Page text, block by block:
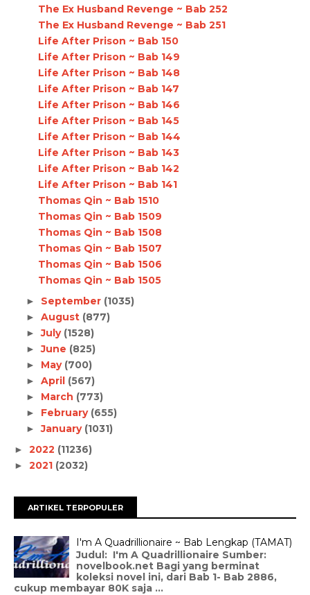
The Ex Husband Revenge ~ Bab 252
The Ex Husband Revenge ~ Bab 251
Life After Prison ~ Bab 150
Life After Prison ~ Bab 149
Life After Prison ~ Bab 148
Life After Prison ~ Bab 147
Life After Prison ~ Bab 146
Life After Prison ~ Bab 145
Life After Prison ~ Bab 144
Life After Prison ~ Bab 143
Life After Prison ~ Bab 142
Life After Prison ~ Bab 141
Thomas Qin ~ Bab 1510
Thomas Qin ~ Bab 1509
Thomas Qin ~ Bab 1508
Thomas Qin ~ Bab 1507
Thomas Qin ~ Bab 1506
Thomas Qin ~ Bab 1505
► September (1035)
► August (877)
►July (1528)
►June (825)
► May (700)
► April (567)
► March (773)
► February (655)
►January (1031)
► 2022 (11236)
► 2021 (2032)
ARTIKEL TERPOPULER
I'm A Quadrillionaire ~ Bab Lengkap (TAMAT)
Judul: I'm A Quadrillionaire Sumber:
novelbook.net Bagi yang berminat
koleksi novel ini, dari Bab 1- Bab 2886,
cukup membayar 80K saja ...